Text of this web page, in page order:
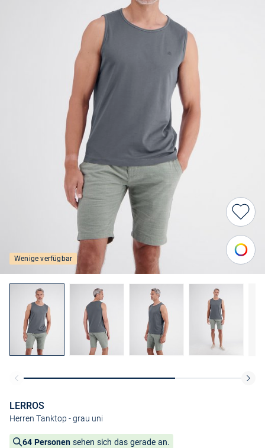
Wenige verfügbar
LERROS
Herren Tanktop - grau uni
64 Personen sehen sich das gerade an.